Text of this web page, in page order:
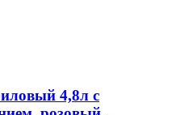
4,8л с